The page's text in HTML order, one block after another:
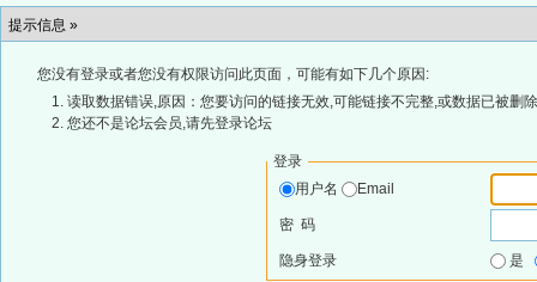
提示信息 »
您没有登录或者您没有权限访问此页面，可能有如下几个原因:
读取数据错误,原因：您要访问的链接无效,可能链接不完整,或数据已被删
您还不是论坛会员,请先登录论坛
登录
用户名
Email
密 码
隐身登录 是